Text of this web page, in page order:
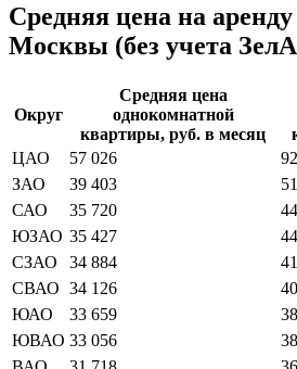
Средняя цена на
Москвы (без учета
Округ
Средняя цена
однокомнатной
квартиры, руб. в месяц
ЦАО
57 026
ЗАО
39 403
САО
35 720
ЮЗАО 35 427
СЗАО
34 884
СВАО 34 126
ЮАО
33 659
ЮВАО 33 056